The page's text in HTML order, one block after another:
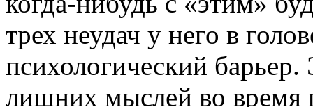
трех неудач у него в
психологический
лишних мыслей во время